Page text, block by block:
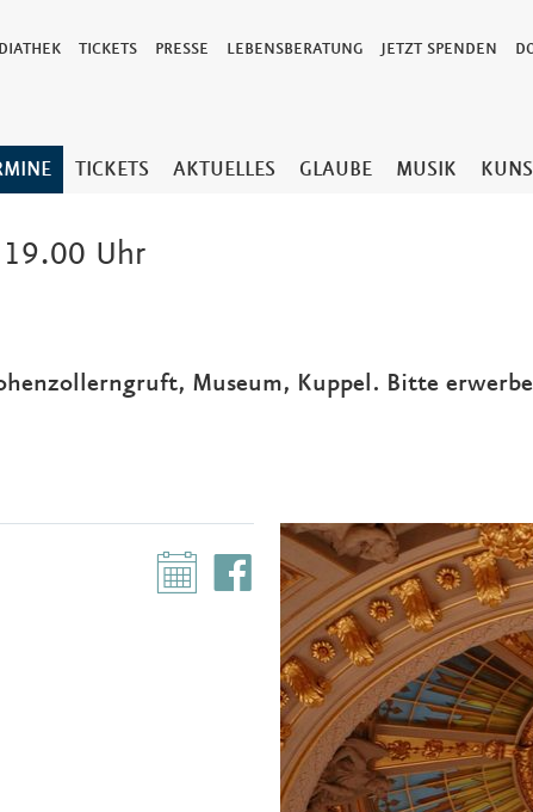
TICKETS PRESSE LEBENSBERATUNG JETZT SPENDEN
TICKETS AKTUELLES GLAUBE MUSIK
Uhr
Museum, Kuppel. Bitte